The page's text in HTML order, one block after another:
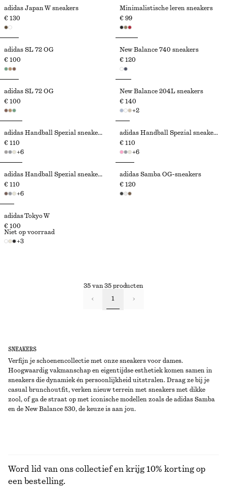
SNEAKERS
Verfijn je schoenencollectie met onze sneakers voor dames.
Hoogwaardig vakmanschap en eigentijdse esthetiek komen samen in
sneakers die dynamiek én persoonlijkheid uitstralen. Draag ze bij je
casual brunchoutfit, verken nieuw terrein met sneakers met dikke
zool, of ga de straat op met iconische modellen zoals de adidas Samba
en de New Balance 530, de keuze is aan jou.
adidas Japan W sneakers
€ 130
Minimalistische leren sneakers
€ 99
adidas SL 72 OG
€ 100
New Balance 740 sneakers
€ 120
adidas SL 72 OG
€ 100
New Balance 204L sneakers
€ 140
+2
adidas Handball Spezial sneakers
€ 110
+6
adidas Handball Spezial sneakers
€ 110
+6
adidas Handball Spezial sneakers
€ 110
+6
adidas Samba OG-sneakers
€ 120
adidas Tokyo W
€ 100
+3
Niet op voorraad
35 van 35 producten
1
Word lid van ons collectief en krijg 10% korting op
een bestelling.